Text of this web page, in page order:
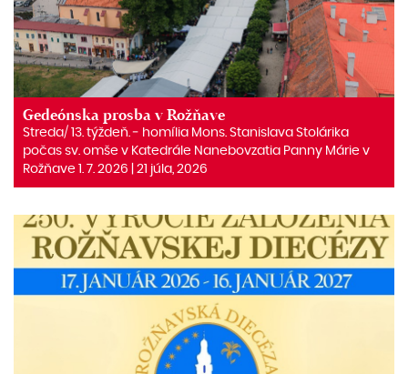
Gedeónska prosba v Rožňave
Streda/ 13. týždeň. ‒ homília Mons. Stanislava Stolárika
počas sv. omše v Katedrále Nanebovzatia Panny Márie v
Rožňave 1. 7. 2026 | 21 júla, 2026